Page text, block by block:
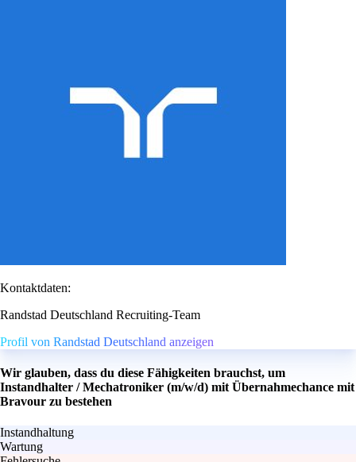
Kontaktdaten:
Randstad Deutschland Recruiting-Team
Profil von Randstad Deutschland anzeigen
Wir glauben, dass du diese Fähigkeiten brauchst, um
Instandhalter / Mechatroniker (m/w/d) mit Übernahmechance mit
Bravour zu bestehen
Instandhaltung
Wartung